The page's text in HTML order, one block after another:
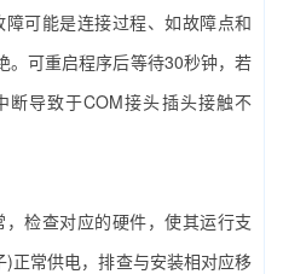
可能是连接过程、如故障点和
。可重启程序后等待30秒钟，若
导致于COM接头插头接触不
检查对应的硬件，使其运行支
正常供电，排查与安装相对应移